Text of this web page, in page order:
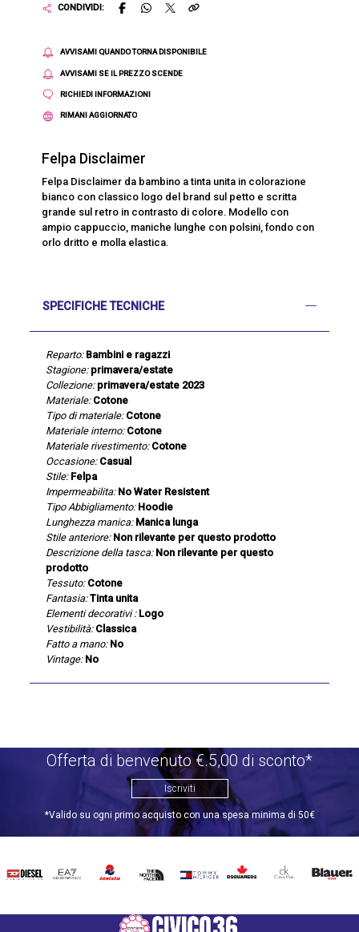
CONDIVIDI:
AVVISAMI QUANDO TORNA DISPONIBILE
AVVISAMI SE IL PREZZO SCENDE
RICHIEDI INFORMAZIONI
RIMANI AGGIORNATO
Felpa Disclaimer
Felpa Disclaimer da bambino a tinta unita in colorazione
bianco con classico logo del brand sul petto e scritta
grande sul retro in contrasto di colore. Modello con
ampio cappuccio, maniche lunghe con polsini, fondo con
orlo dritto e molla elastica.
SPECIFICHE TECNICHE
Reparto: Bambini e ragazzi
Stagione: primavera/estate
Collezione: primavera/estate 2023
Materiale: Cotone
Tipo di materiale: Cotone
Materiale interno: Cotone
Materiale rivestimento: Cotone
Occasione: Casual
Stile: Felpa
Impermeabilita: No Water Resistent
Tipo Abbigliamento: Hoodie
Lunghezza manica: Manica lunga
Stile anteriore: Non rilevante per questo prodotto
Descrizione della tasca: Non rilevante per questo
prodotto
Tessuto: Cotone
Fantasia: Tinta unita
Elementi decorativi : Logo
Vestibilità: Classica
Fatto a mano: No
Vintage: No
Offerta di benvenuto €.5,00 di sconto*
Iscriviti
*Valido su ogni primo acquisto con una spesa minima di 50€
DIESEL EA7 INVICTATHE
TOMMY
DSQUARED2
CALVIN BLAUER